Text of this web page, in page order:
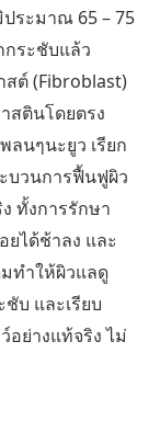
ระมาณ 65 – 75
กระชับแล้ว
ต์ (Fibroblast)
สตินโดยตรง
ลนๆนะยูว เรียก
บวนการฟื้นฟูผิว
ทั้งการรักษา
ยได้ช้าลง และ
ทำให้ผิวแลดู
บ และเรียบ
อย่างแท้จริง ไม่